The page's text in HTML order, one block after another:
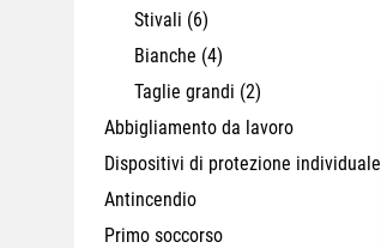
Stivali (6)
Bianche (4)
Taglie grandi (2)
Abbigliamento da lavoro
Dispositivi di protezione individuale
Antincendio
Primo soccorso